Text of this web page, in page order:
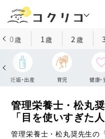
0歳 1歳 2 歳
妊娠・出産 育児 健康・
管理栄養士・松丸
「目を使いすぎた
管理栄養士・松丸奨先生